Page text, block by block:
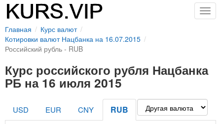
Главная
Курс валют
Котировки валют Нацбанка на 16.07.2015
Российский рубль - RUB
Курс российского рубля Нацбанка
РБ на 16 июля 2015
USD EUR CNY RUB